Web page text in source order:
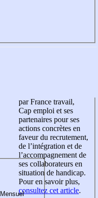
par France travail,
Cap emploi et ses
partenaires pour ses
actions concrètes en
faveur du recrutement,
de l’intégration et de
l’accompagnement de
ses collaborateurs en
situation de handicap.
Pour en savoir plus,
consultez cet article.